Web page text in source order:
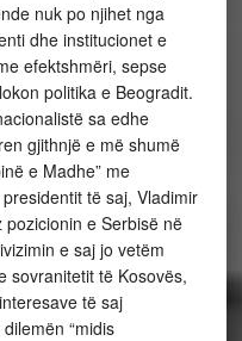
nuk po njihet nga
dhe institucionet e
efektshmëri, sepse
politika e Beogradit.
sa edhe
gjithnjë e më shumë
e Madhe” me
të saj, Vladimir
e Serbisë në
e saj jo vetëm
sovranitetit të Kosovës,
të saj
“midis